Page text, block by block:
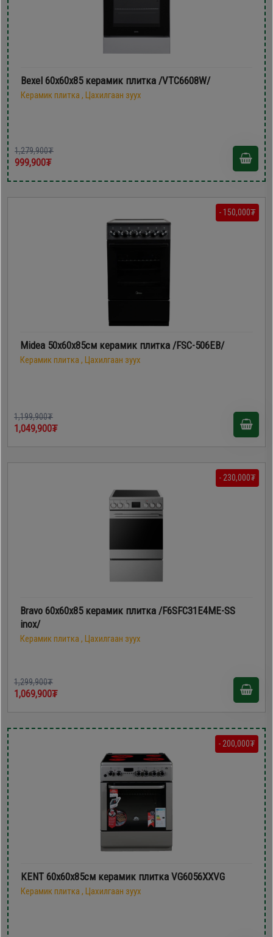
Bexel 60х60х85 керамик плитка /VTC6608W/
Керамик плитка , Цахилгаан зуух
1,279,900₮
999,900₮
- 150,000₮
Midea 50х60х85см керамик плитка /FSC-506EB/
Керамик плитка , Цахилгаан зуух
1,199,900₮
1,049,900₮
- 230,000₮
Bravo 60х60х85 керамик плитка /F6SFC31E4ME-SS
inox/
Керамик плитка , Цахилгаан зуух
1,299,900₮
1,069,900₮
- 200,000₮
KENT 60х60x85см керамик плитка VG6056XXVG
Керамик плитка , Цахилгаан зуух